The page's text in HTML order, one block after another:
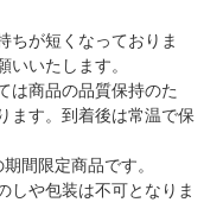
ちが短くなっておりま
いたします。
は商品の品質保持のた
ます。到着後は常温で保
間限定商品です。
しや包装は不可となりま